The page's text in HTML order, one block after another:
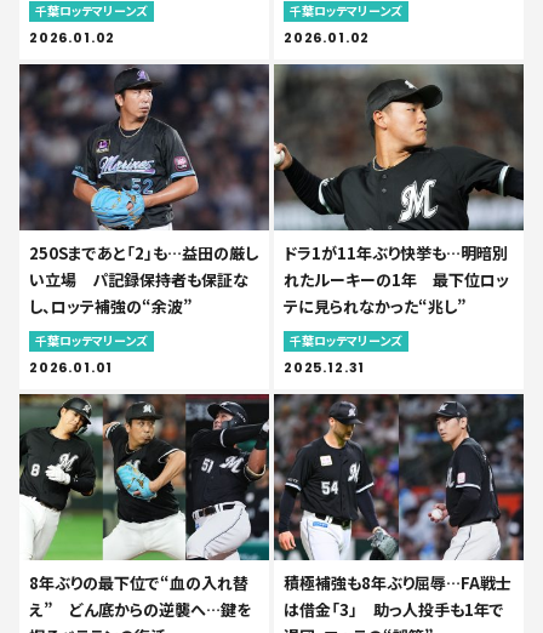
千葉ロッテマリーンズ
2026.01.02
千葉ロッテマリーンズ
2026.01.02
250Sまであと「2」も…益田の厳し
い立場 パ記録保持者も保証な
し、ロッテ補強の“余波”
千葉ロッテマリーンズ
2026.01.01
ドラ1が11年ぶり快挙も…明暗別
れたルーキーの1年 最下位ロッ
テに見られなかった“兆し”
千葉ロッテマリーンズ
2025.12.31
8年ぶりの最下位で“血の入れ替
え” どん底からの逆襲へ…鍵を
積極補強も8年ぶり屈辱…FA戦士
は借金「3」 助っ人投手も1年で